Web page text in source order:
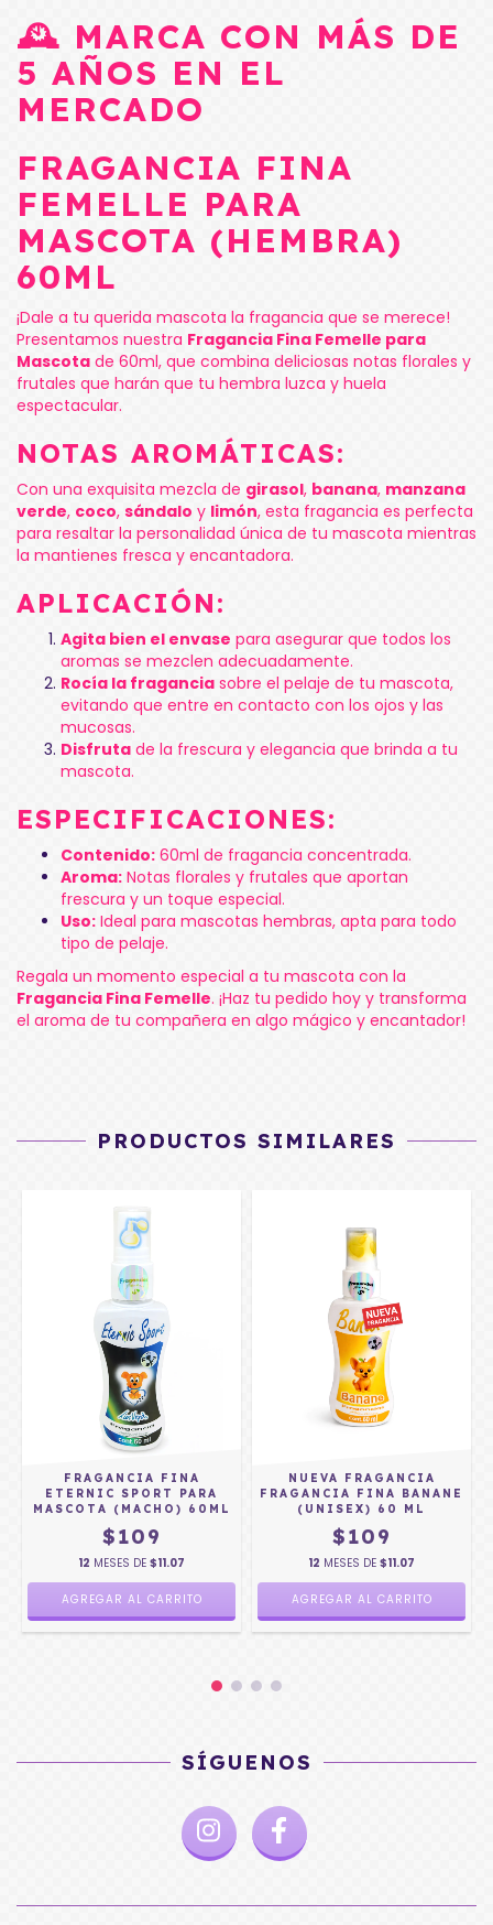
🕰️ MARCA CON MÁS DE
5 AÑOS EN EL
MERCADO
FRAGANCIA FINA
FEMELLE PARA
MASCOTA (HEMBRA)
60ML
¡Dale a tu querida mascota la fragancia que se merece!
Presentamos nuestra Fragancia Fina Femelle para
Mascota de 60ml, que combina deliciosas notas florales y
frutales que harán que tu hembra luzca y huela
espectacular.
NOTAS AROMÁTICAS:
Con una exquisita mezcla de girasol, banana, manzana
verde, coco, sándalo y limón, esta fragancia es perfecta
para resaltar la personalidad única de tu mascota mientras
la mantienes fresca y encantadora.
APLICACIÓN:
Agita bien el envase para asegurar que todos los
aromas se mezclen adecuadamente.
Rocía la fragancia sobre el pelaje de tu mascota,
evitando que entre en contacto con los ojos y las
mucosas.
Disfruta de la frescura y elegancia que brinda a tu
mascota.
ESPECIFICACIONES:
Contenido: 60ml de fragancia concentrada.
Aroma: Notas florales y frutales que aportan
frescura y un toque especial.
Uso: Ideal para mascotas hembras, apta para todo
tipo de pelaje.
Regala un momento especial a tu mascota con la
Fragancia Fina Femelle. ¡Haz tu pedido hoy y transforma
el aroma de tu compañera en algo mágico y encantador!
PRODUCTOS SIMILARES
FRAGANCIA FINA
ETERNIC SPORT PARA
MASCOTA (MACHO) 60ML
$109
12 MESES DE $11.07
NUEVA FRAGANCIA
FRAGANCIA FINA BANANE
(UNISEX) 60 ML
$109
12 MESES DE $11.07
SÍGUENOS